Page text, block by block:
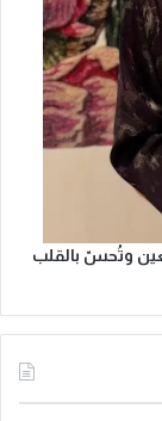
وتُحسّ بالقلب